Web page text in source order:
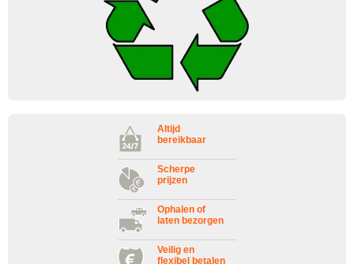
Altijd
bereikbaar
Scherpe
prijzen
Ophalen of
laten bezorgen
Veilig en
flexibel betalen